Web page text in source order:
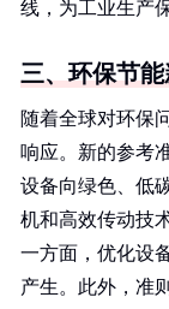
线，为工业生产
三、环保节
随着全球对环保
响应。新的参考
设备向绿色、低
机和高效传动技
一方面，优化设
产生。此外，准